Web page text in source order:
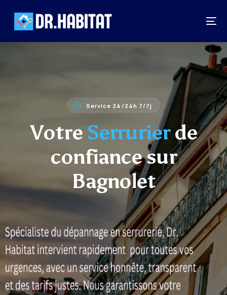
Service 24/24h 7/7j
Votre Serrurier de
confiance sur
Bagnolet